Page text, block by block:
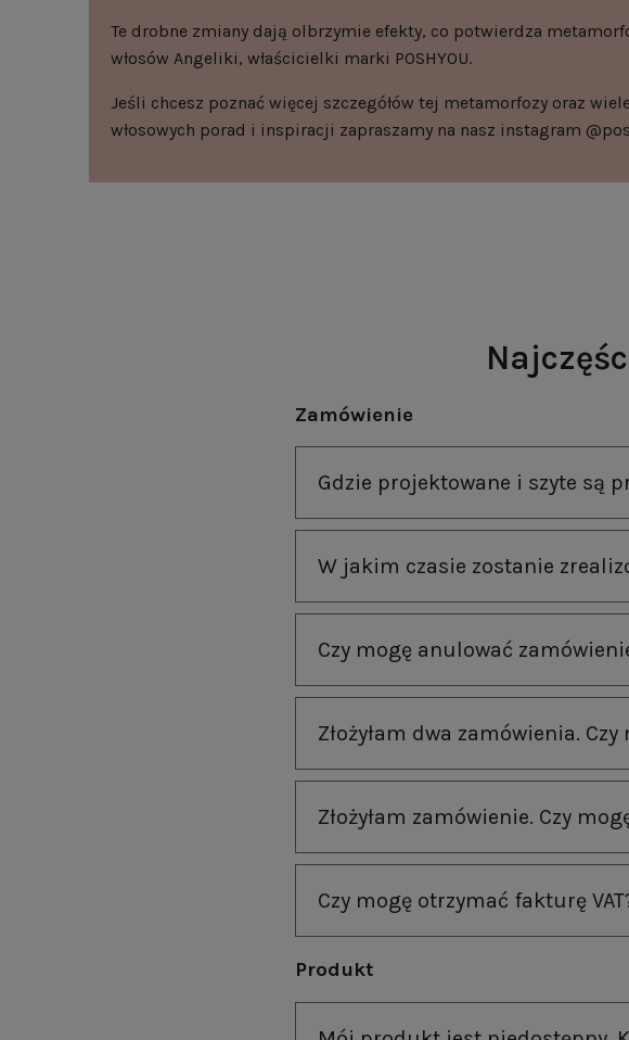
Te drobne zmiany dają olbrzymie efekty, co potwierdza
włosów Angeliki, właścicielki marki POSHYOU.
Jeśli chcesz poznać więcej szczegółów tej metamorfozy oraz
włosowych porad i inspiracji zapraszamy na nasz instagram
Zamówienie
Gdzie projektowane i szyte są
W jakim czasie zostanie
Czy mogę anulować
Złożyłam dwa zamówienia. Czy
Złożyłam zamówienie. Czy
Czy mogę otrzymać fakturę
Produkt